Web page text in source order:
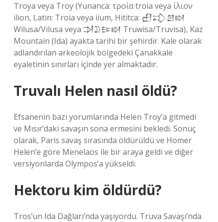
Troya veya Troy (Yunanca: τροία troia veya ίλιον
ilion, Latin: Troia veya iium, Hititca: 𒌷𒃾𒇻𒊭
Wilusa/Vilusa veya 𒋫𒊒𒄿𒊭 Truwisa/Truvisa), Kaz
Mountain (Ida) ayakta tarihi bir şehirdir. Kale olarak
adlandırılan arkeolojik bölgedeki Çanakkale
eyaletinin sınırları içinde yer almaktadır.
Truvalı Helen nasıl öldü?
Efsanenin bazı yorumlarında Helen Troy’a gitmedi
ve Mısır’daki savaşın sona ermesini bekledi. Sonuç
olarak, Paris savaş sırasında öldürüldü ve Homer
Helen’e göre Menelaos ile bir araya geldi ve diğer
versiyonlarda Olympos’a yükseldi.
Hektoru kim öldürdü?
Tros’un Ida Dağları’nda yaşıyordu. Truva Savaşı’nda